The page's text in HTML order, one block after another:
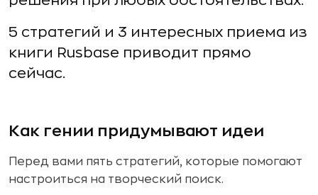
5 стратегий и 3 интересных приема из
книги Rusbase приводит прямо
сейчас.
Как гении придумывают идеи
Перед вами пять стратегий, которые помогают
настроиться на творческий поиск.